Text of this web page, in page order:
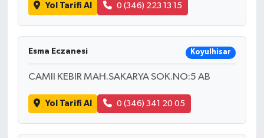
Yol Tarifi Al 0 (346) 223 13 15
Esma Eczanesi Koyulhisar
CAMII KEBIR MAH.SAKARYA SOK.NO:5 AB
Yol Tarifi Al 0 (346) 341 20 05